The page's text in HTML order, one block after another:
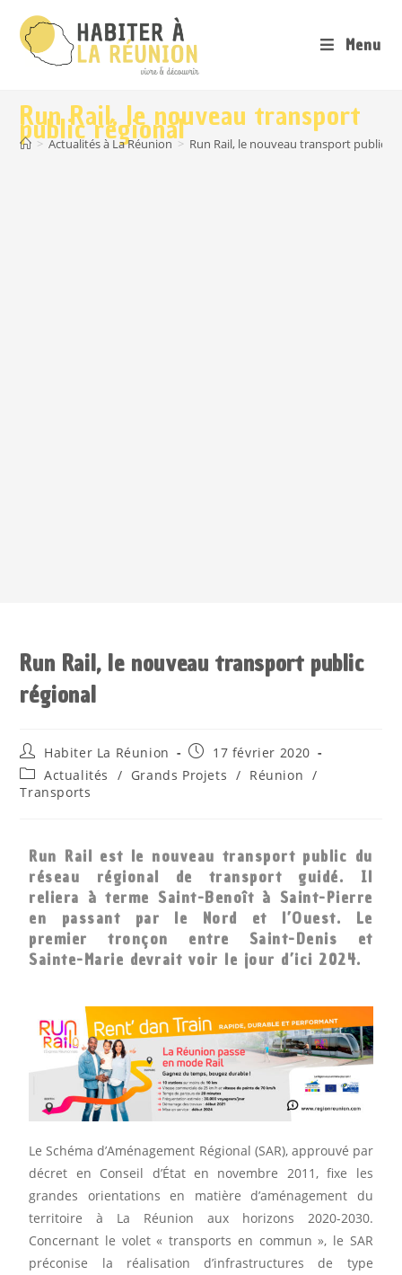
Menu
Run Rail, le nouveau transport
public régional
> Actualités à La Réunion > Run Rail, le nouveau transport public
Run Rail, le nouveau transport public
régional
Habiter La Réunion
17 février 2020
Actualités
/ Grands Projets / Réunion /
Transports
Run Rail est le nouveau transport public du
réseau régional de transport guidé. Il
reliera à terme Saint-Benoît à Saint-Pierre
en passant par le Nord et l’Ouest. Le
premier tronçon entre Saint-Denis et
Sainte-Marie devrait voir le jour d’ici 2024.
Le Schéma d’Aménagement Régional (SAR), approuvé par
décret en Conseil d’État en novembre 2011, fixe les
grandes orientations en matière d’aménagement du
territoire à La Réunion aux horizons 2020-2030.
Concernant le volet « transports en commun », le SAR
préconise la réalisation d’infrastructures de type